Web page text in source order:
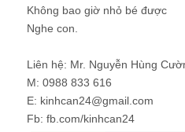
Không bao giờ nhỏ bé được
Nghe con.
Liên hệ: Mr. Nguyễn Hùng
M: 0988 833 616
E: kinhcan24@gmail.com
Fb: fb.com/kinhcan24